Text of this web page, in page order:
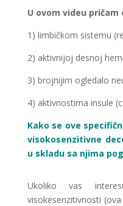
U ovom videu
1) limbičkom sistemu
2) aktivnijoj desnoj
3) brojnijim ogledalo
4) aktivnostima insule
Kako se ove
visokosenzitivne
u skladu sa njima
Ukoliko vas
visokesenzitivnosti